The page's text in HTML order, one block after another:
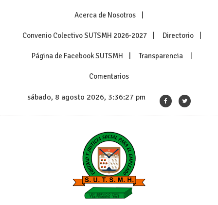
Acerca de Nosotros
Convenio Colectivo SUTSMH 2026-2027 Directorio
Página de Facebook SUTSMH Transparencia
Comentarios
sábado, 8 agosto 2026, 3:36:27 pm